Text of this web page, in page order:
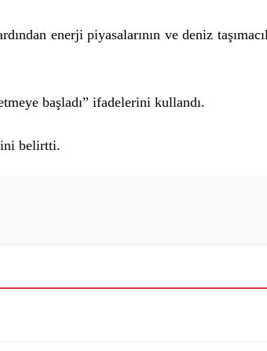
enerji piyasalarının ve deniz
başladı” ifadelerini kullandı.
belirtti.